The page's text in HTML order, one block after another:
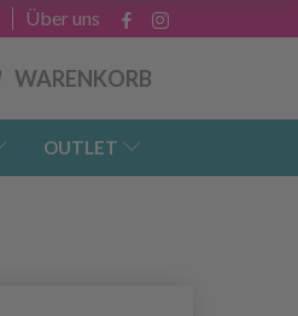
Über uns
WARENKORB
OUTLET